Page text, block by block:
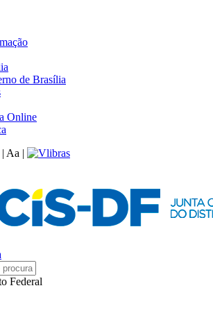
de Brasília
Online
| Aa |